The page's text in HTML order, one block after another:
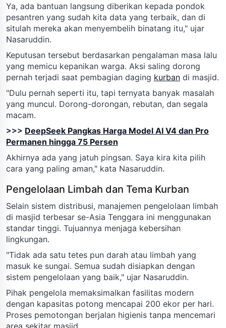
Ya, ada bantuan langsung diberikan kepada pondok
pesantren yang sudah kita data yang terbaik, dan di
situlah mereka akan menyembelih binatang itu," ujar
Nasaruddin.
Keputusan tersebut berdasarkan pengalaman masa lalu
yang memicu kepanikan warga. Aksi saling dorong
pernah terjadi saat pembagian daging kurban di masjid.
"Dulu pernah seperti itu, tapi ternyata banyak masalah
yang muncul. Dorong-dorongan, rebutan, dan segala
macam.
>>> DeepSeek Pangkas Harga Model AI V4 dan Pro
Permanen hingga 75 Persen
Akhirnya ada yang jatuh pingsan. Saya kira kita pilih
cara yang paling aman," kata Nasaruddin.
Pengelolaan Limbah dan Tema Kurban
Selain sistem distribusi, manajemen pengelolaan limbah
di masjid terbesar se-Asia Tenggara ini menggunakan
standar tinggi. Tujuannya menjaga kebersihan
lingkungan.
"Tidak ada satu tetes pun darah atau limbah yang
masuk ke sungai. Semua sudah disiapkan dengan
sistem pengelolaan yang baik," ujar Nasaruddin.
Pihak pengelola memaksimalkan fasilitas modern
dengan kapasitas potong mencapai 200 ekor per hari.
Proses pemotongan berjalan higienis tanpa mencemari
area sekitar masjid.